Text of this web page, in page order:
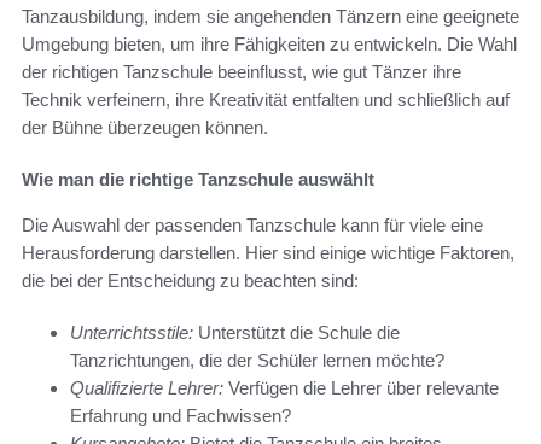
Tanzausbildung, indem sie angehenden Tänzern eine geeignete
Umgebung bieten, um ihre Fähigkeiten zu entwickeln. Die Wahl
der richtigen Tanzschule beeinflusst, wie gut Tänzer ihre
Technik verfeinern, ihre Kreativität entfalten und schließlich auf
der Bühne überzeugen können.
Wie man die richtige Tanzschule auswählt
Die Auswahl der passenden Tanzschule kann für viele eine
Herausforderung darstellen. Hier sind einige wichtige Faktoren,
die bei der Entscheidung zu beachten sind:
Unterrichtsstile: Unterstützt die Schule die
Tanzrichtungen, die der Schüler lernen möchte?
Qualifizierte Lehrer: Verfügen die Lehrer über relevante
Erfahrung und Fachwissen?